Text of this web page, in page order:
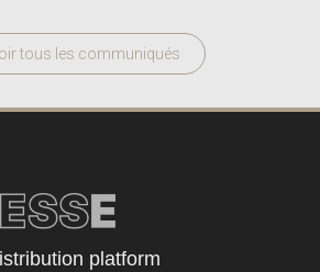
tous les communiqués
platform